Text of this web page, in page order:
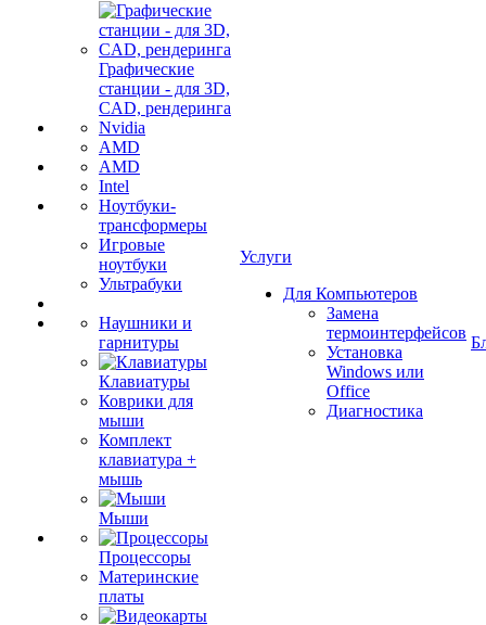
Графические
станции - для 3D,
CAD, рендеринга
Nvidia
AMD
AMD
Intel
Ноутбуки-
трансформеры
Игровые
ноутбуки
Ультрабуки
Наушники и
гарнитуры
Клавиатуры
Коврики для
мыши
Комплект
клавиатура +
мышь
Мыши
Процессоры
Материнские
платы
Услуги
Для Компьютеров
Замена
термоинтерфейсов
Установка
Windows или
Office
Диагностика